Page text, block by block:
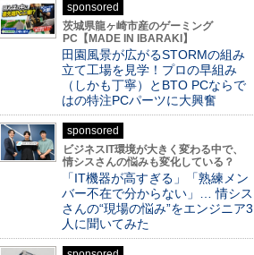
sponsored
茨城県龍ヶ崎市産のゲーミング
PC【MADE IN IBARAKI】
田園風景が広がるSTORMの組み
立て工場を見学！プロの早組み
（しかも丁寧）とBTO PCならで
はの特注PCパーツに大興奮
sponsored
ビジネスIT環境が大きく変わる中で、
情シスさんの悩みも変化している？
「IT機器が高すぎる」「熟練メン
バー不在で分からない」… 情シス
さんの“現場の悩み”をエンジニア3
人に聞いてみた